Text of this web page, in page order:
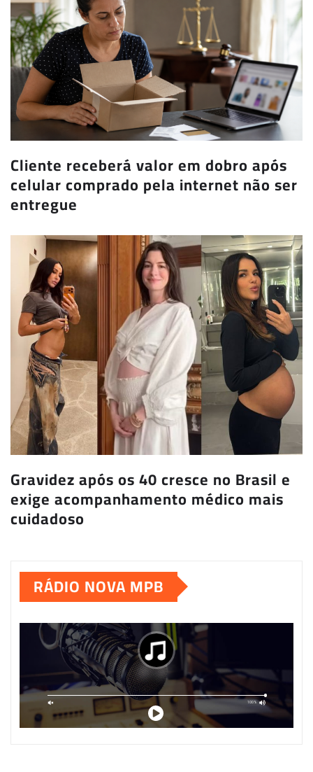
Cliente receberá valor em dobro após
celular comprado pela internet não ser
entregue
Gravidez após os 40 cresce no Brasil e
exige acompanhamento médico mais
cuidadoso
RÁDIO NOVA MPB